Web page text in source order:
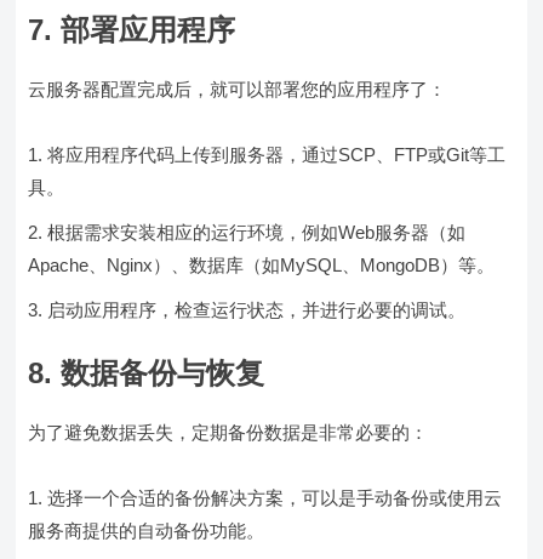
7. 部署应用程序
云服务器配置完成后，就可以部署您的应用程序了：
将应用程序代码上传到服务器，通过SCP、FTP或Git等工
具。
根据需求安装相应的运行环境，例如Web服务器（如
Apache、Nginx）、数据库（如MySQL、MongoDB）等。
启动应用程序，检查运行状态，并进行必要的调试。
8. 数据备份与恢复
为了避免数据丢失，定期备份数据是非常必要的：
选择一个合适的备份解决方案，可以是手动备份或使用云
服务商提供的自动备份功能。